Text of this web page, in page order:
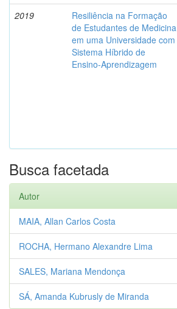
2019
Resiliência na Formação
de Estudantes de Medicina
em uma Universidade com
Sistema Híbrido de
Ensino-Aprendizagem
Busca facetada
Autor
MAIA, Allan Carlos Costa
ROCHA, Hermano Alexandre Lima
SALES, Mariana Mendonça
SÁ, Amanda Kubrusly de Miranda